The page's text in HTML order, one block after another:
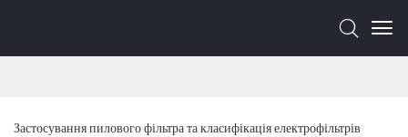
Застосування пилового фільтра та класифікація електрофільтрів